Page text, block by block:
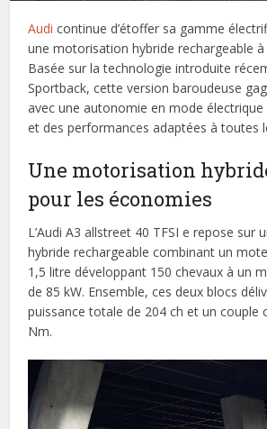
Audi continue d’étoffer sa gamme
une motorisation hybride rechargeable à
Basée sur la technologie introduite
Sportback, cette version baroudeuse
avec une autonomie en mode
et des performances adaptées à toutes
Une motorisation
pour les économies
L’Audi A3 allstreet 40 TFSI e repose sur
hybride rechargeable combinant un
1,5 litre développant 150 chevaux à un
de 85 kW. Ensemble, ces deux blocs
puissance totale de 204 ch et un couple
Nm.